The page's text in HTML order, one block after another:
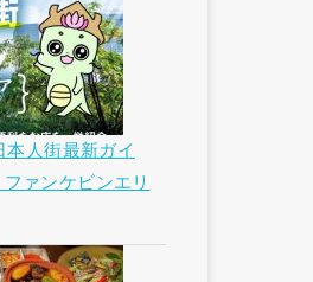
本人街最新ガイ
ァンケビンエリ